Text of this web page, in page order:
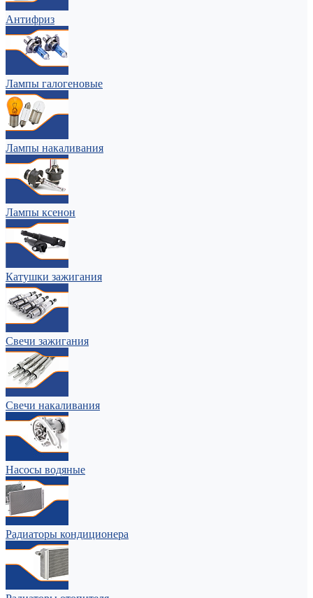
Антифриз
Лампы галогеновые
Лампы накаливания
Лампы ксенон
Катушки зажигания
Свечи зажигания
Свечи накаливания
Насосы водяные
Радиаторы кондиционера